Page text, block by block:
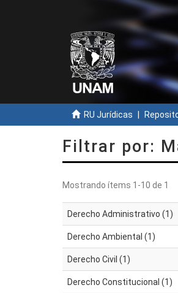
RU Jurídicas
Filtrar por:
Mostrando ítems 1-10 de 1
Derecho Administrativo (1)
Derecho Ambiental (1)
Derecho Civil (1)
Derecho Constitucional (1)